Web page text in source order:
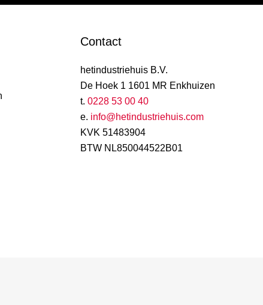
Contact
hetindustriehuis B.V.
De Hoek 1 1601 MR Enkhuizen
t. 0228 53 00 40
e. info@hetindustriehuis.com
KVK 51483904
BTW NL850044522B01